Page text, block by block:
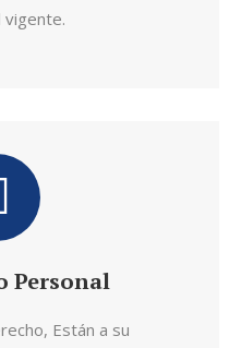
vigente.
Personal
Están a su